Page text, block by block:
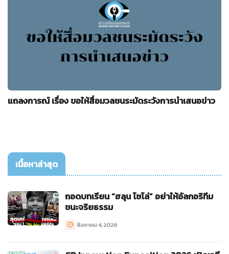
แถลงการณ์ เรื่อง ขอให้สื่อมวลชนระมัดระวังการนำเสนอข่าว
เนื้อหาล่าสุด
ถอดบทเรียน “ฮลุน โซโล่” อย่าให้อัลกอริทึม
ชนะจริยธรรม
สิงหาคม 4, 2026